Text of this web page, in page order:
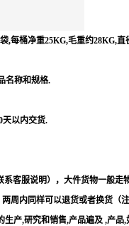
,每桶净重25KG,毛重约28KG,
名称和规格.
天以内交货.
客服说明），大件货物一般
周内同样可以退货或者换货（
产,研究和销售,产品遍及 ,产